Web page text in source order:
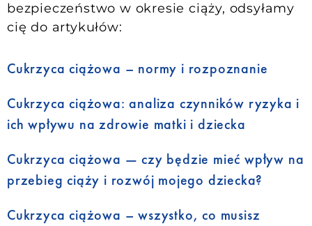
bezpieczeństwo w okresie ciąży, odsyłamy
cię do artykułów:
Cukrzyca ciążowa – normy i rozpoznanie
Cukrzyca ciążowa: analiza czynników ryzyka i
ich wpływu na zdrowie matki i dziecka
Cukrzyca ciążowa — czy będzie mieć wpływ na
przebieg ciąży i rozwój mojego dziecka?
Cukrzyca ciążowa – wszystko, co musisz